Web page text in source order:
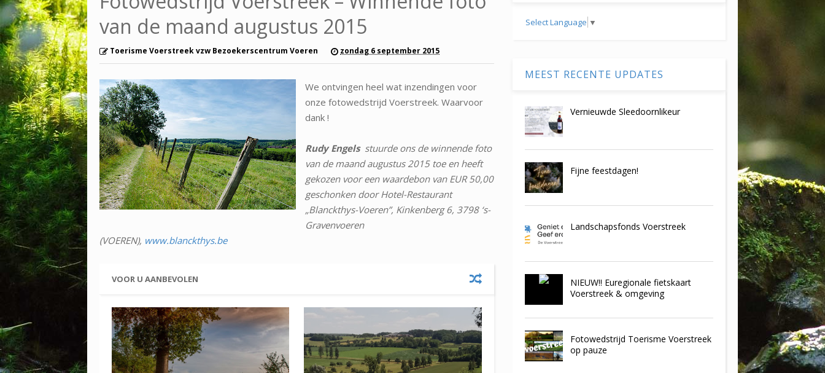
van de maand augustus 2015
Toerisme Voerstreek vzw Bezoekerscentrum Voeren zondag 6 september 2015
We ontvingen heel wat inzendingen voor
onze fotowedstrijd Voerstreek. Waarvoor
dank !
Rudy Engels stuurde ons de winnende foto
van de maand augustus 2015 toe en heeft
gekozen voor een waardebon van EUR 50,00
geschonken door Hotel-Restaurant
„Blanckthys-Voeren”, Kinkenberg 6, 3798 ‘s-
Gravenvoeren
(VOEREN), www.blanckthys.be
VOOR U AANBEVOLEN
Select Language ▼
MEEST RECENTE UPDATES
Vernieuwde Sleedoornlikeur
Fijne feestdagen!
Landschapsfonds Voerstreek
NIEUW!! Euregionale fietskaart
Voerstreek & omgeving
Fotowedstrijd Toerisme Voerstreek
op pauze